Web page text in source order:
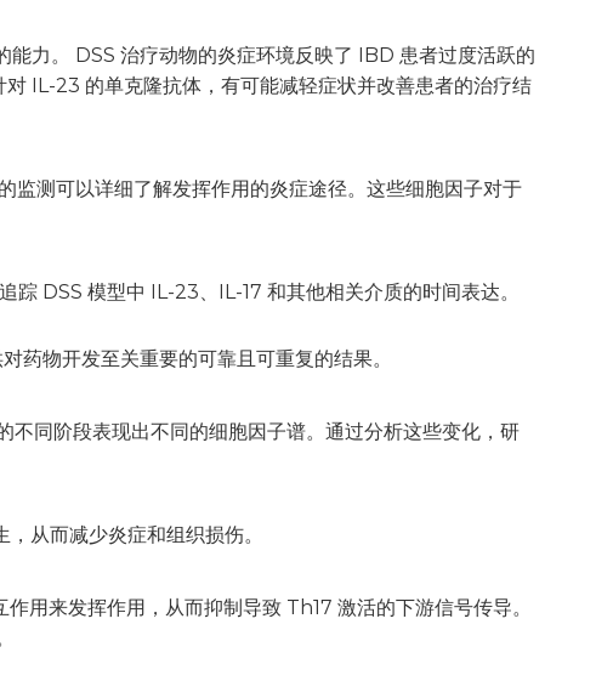
力。 DSS 治疗动物的炎症环境反映了 IBD 患者过度活跃的
IL-23 的单克隆抗体，有可能减轻症状并改善患者的治疗结
监测可以详细了解发挥作用的炎症途径。这些细胞因子对于
DSS 模型中 IL-23、IL-17 和其他相关介质的时间表达。
物开发至关重要的可靠且可重复的结果。
同阶段表现出不同的细胞因子谱。通过分析这些变化，研
从而减少炎症和组织损伤。
用来发挥作用，从而抑制导致 Th17 激活的下游信号传导。